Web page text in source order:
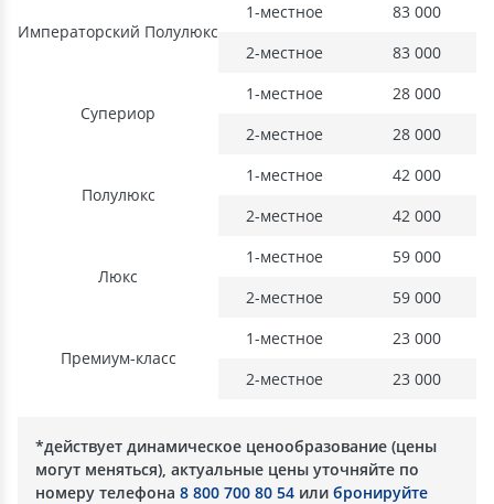
Императорский Полулюкс
1-местное
83 000
2-местное
83 000
Супериор
1-местное
28 000
2-местное
28 000
Полулюкс
1-местное
42 000
2-местное
42 000
Люкс
1-местное
59 000
2-местное
59 000
Премиум-класс
1-местное
23 000
2-местное
23 000
*действует динамическое ценообразование (цены
могут меняться), актуальные цены уточняйте по
номеру телефона 8 800 700 80 54 или бронируйте